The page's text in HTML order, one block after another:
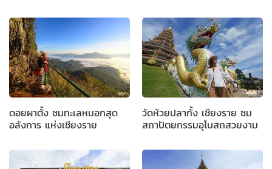
ดอยผาตั้ง ชมทะเลหมอกสุด
อลังการ แห่งเชียงราย
วัดห้วยปลากั้ง เชียงราย ชม
สถาปัตยกรรมอุโบสถสวยงาม